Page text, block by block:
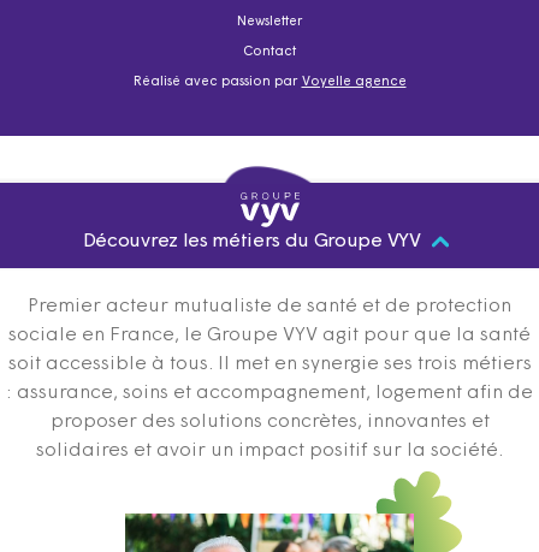
Newsletter
Contact
Réalisé avec passion par Voyelle agence
Découvrez les métiers du Groupe VYV
Premier acteur mutualiste de santé et de protection
sociale en France, le Groupe VYV agit pour que la santé
soit accessible à tous. Il met en synergie ses trois métiers
: assurance, soins et accompagnement, logement afin de
proposer des solutions concrètes, innovantes et
solidaires et avoir un impact positif sur la société.